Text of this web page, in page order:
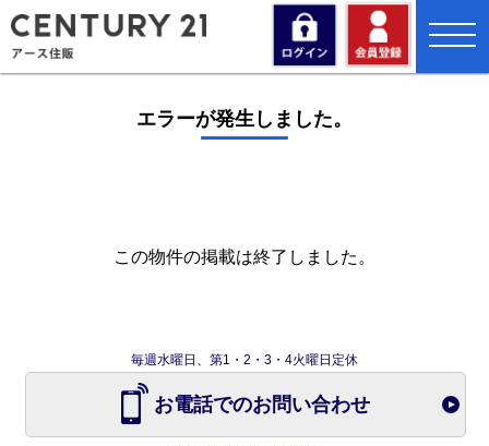
toggle
エラーが発生しました。
この物件の掲載は終了しました。
毎週水曜日、第1・2・3・4火曜日定休
お電話でのお問い合わせ